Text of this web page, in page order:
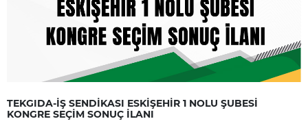
TEKGIDA-İŞ SENDİKASI ESKİŞEHİR 1 NOLU ŞUBESİ
KONGRE SEÇİM SONUÇ İLANI